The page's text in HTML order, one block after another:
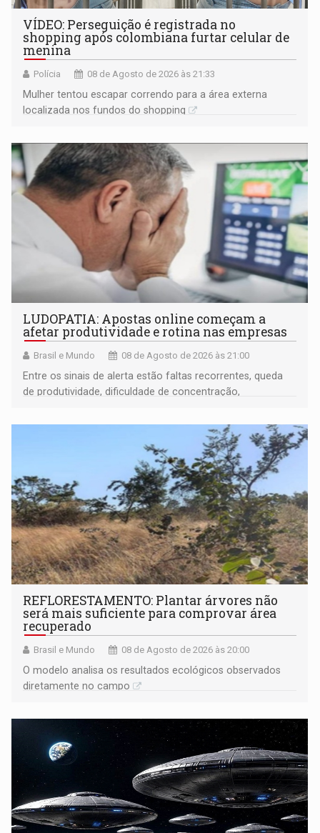
VÍDEO: Perseguição é registrada no
shopping após colombiana furtar celular de
menina
Polícia 08 de Agosto de 2026 às 21:33
Mulher tentou escapar correndo para a área externa
localizada nos fundos do shopping
LUDOPATIA: Apostas online começam a
afetar produtividade e rotina nas empresas
Brasil e Mundo 08 de Agosto de 2026 às 21:00
Entre os sinais de alerta estão faltas recorrentes, queda
de produtividade, dificuldade de concentração,
REFLORESTAMENTO: Plantar árvores não
será mais suficiente para comprovar área
recuperado
Brasil e Mundo 08 de Agosto de 2026 às 20:00
O modelo analisa os resultados ecológicos observados
diretamente no campo